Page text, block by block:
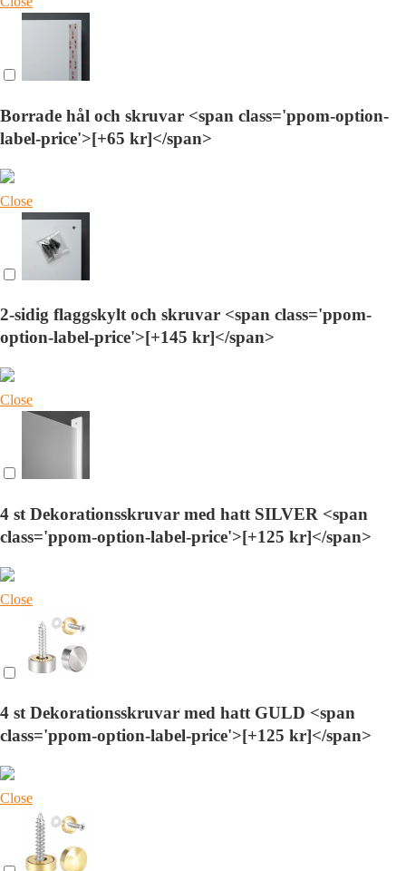
Borrade hål och skruvar <span class='ppom-option-
label-price'>[+65 kr]</span>
Close
2-sidig flaggskylt och skruvar <span class='ppom-
option-label-price'>[+145 kr]</span>
Close
4 st Dekorationsskruvar med hatt SILVER <span
class='ppom-option-label-price'>[+125 kr]</span>
Close
4 st Dekorationsskruvar med hatt GULD <span
class='ppom-option-label-price'>[+125 kr]</span>
Close